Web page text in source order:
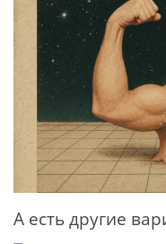
А есть другие